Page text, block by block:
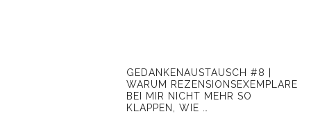
GEDANKENAUSTAUSCH #8 |
WARUM REZENSIONSEXEMPLARE
BEI MIR NICHT MEHR SO
KLAPPEN, WIE …